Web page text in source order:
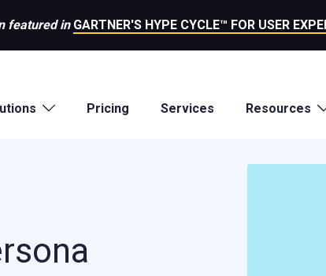
featured in GARTNER'S HYPE CYCLE™ FOR USER
Pricing Services Resources